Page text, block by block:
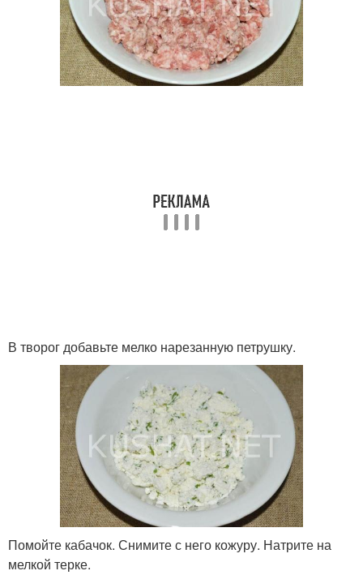
В творог добавьте мелко нарезанную петрушку.
Помойте кабачок. Снимите с него кожуру. Натрите на
мелкой терке.